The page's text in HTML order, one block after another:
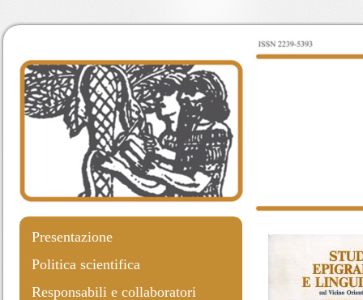
Presentazione
Politica scientifica
Responsabili e collaboratori